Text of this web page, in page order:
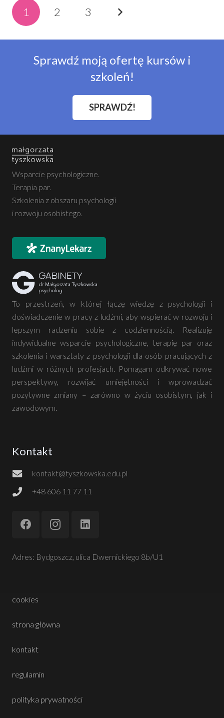
1 2 3
Sprawdź moją ofertę kursów i
szkoleń!
SPRAWDŹ!
Wsparcie psychologiczne.
Terapia par.
Szkolenia z obszaru psychologii
i rozwoju osobistego.
To przestrzeń, w której łączę wiedzę z psychologii i
doświadczenie w pracy z ludźmi, aby wspierać w rozwoju i
lepszym radzeniu sobie z codziennością. Realizuję
indywidualne wsparcie psychologiczne, terapię par oraz
szkolenia i warsztaty z psychologii dla osób pracujących z
ludźmi w różnych profesjach. Pomagam odkrywać nowe
perspektywy, rozwijać umiejętności i wprowadzać
pozytywne zmiany – zarówno w życiu osobistym, jak i
zawodowym.
Kontakt
kontakt@tyszkowska.edu.pl
+48 606 11 77 11
Adres: Bydgoszcz, ulica Dwernickiego 8b/U1
cookies
strona główna
kontakt
regulamin
polityka prywatności